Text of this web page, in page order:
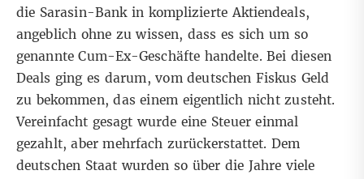
die Sarasin-Bank in komplizierte Aktiendeals,
angeblich ohne zu wissen, dass es sich um so
genannte Cum-Ex-Geschäfte handelte. Bei diesen
Deals ging es darum, vom deutschen Fiskus Geld
zu bekommen, das einem eigentlich nicht zusteht.
Vereinfacht gesagt wurde eine Steuer einmal
gezahlt, aber mehrfach zurückerstattet. Dem
deutschen Staat wurden so über die Jahre viele